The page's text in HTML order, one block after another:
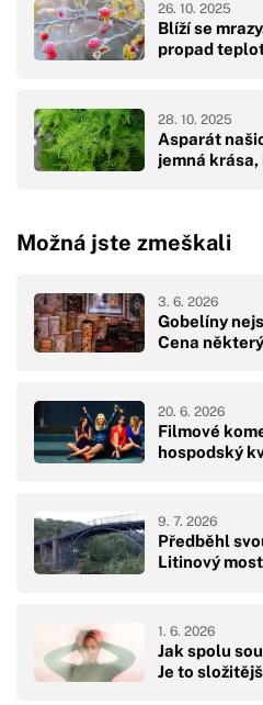
Blíží se
propad
26. 10. 2025
Asparát
jemná
28. 10. 2025
Možná jste zmeškali
Gobelíny
Cena
3. 6. 2026
Filmové
hospodský
20. 6. 2026
Předběhl
Litinový
9. 7. 2026
Jak spolu
Je to
1. 6. 2026